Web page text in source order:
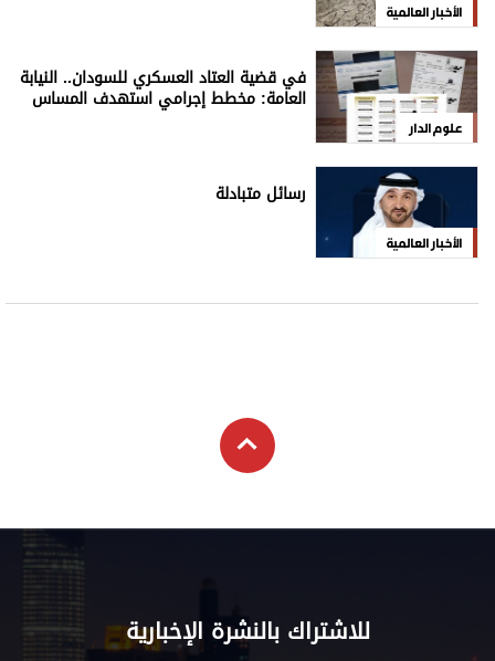
الأخبار العالمية
علوم الدار
في قضية العتاد العسكري للسودان.. النيابة
العامة: مخطط إجرامي استهدف المساس
الأخبار العالمية
رسائل متبادلة
للاشتراك بالنشرة الإخبارية